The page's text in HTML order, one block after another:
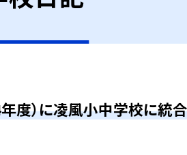
度）に凌風小中学校に統合